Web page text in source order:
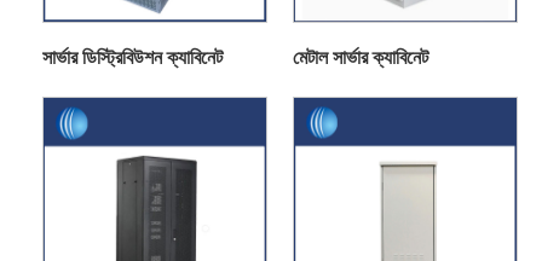
সার্ভার ডিস্ট্রিবিউশন ক্যাবিনেট মেটাল সার্ভার ক্যাবিনেট